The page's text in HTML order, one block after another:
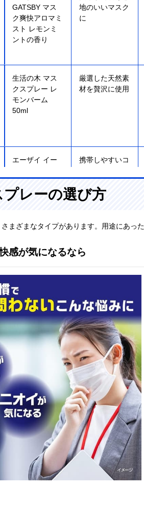
GATSBY マス
ク爽快アロマミ
スト レモンミ
ントの香り
地のいいマスク
に
生活の木 マス
クスプレー レ
モンバーム
50ml
厳選した天然素
材を贅沢に使用
エーザイ イー
プレー
携帯しやすいコ
イルシャット
ク
スクをバリア
白元アース ア
イスノン マス
クひんやりスプ
冷涼感があるス
プレーでリフレ
ッシュ
小林製薬 のど
ぬ～るマスクス
プレー ムレ感
対策
マスク内の不快
なムレ・ニオイ
対策に
キシマ Green
Tea Lab 抗菌抗
ウイルス マス
クスプレー
茶カテキンがベ
ースの商品
レーの選び方
まざまなタイプがあります。用途にあっ
感が気になるなら